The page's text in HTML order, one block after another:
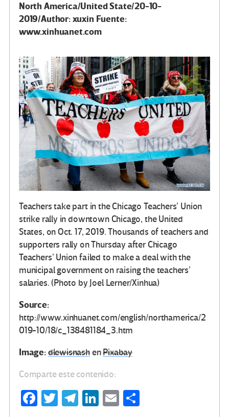
North America/United State/20-10-
2019/Author: xuxin Fuente:
www.xinhuanet.com
Teachers take part in the Chicago Teachers’ Union
strike rally in downtown Chicago, the United
States, on Oct. 17, 2019. Thousands of teachers and
supporters rally on Thursday after Chicago
Teachers’ Union failed to make a deal with the
municipal government on raising the teachers’
salaries. (Photo by Joel Lerner/Xinhua)
Source:
http://www.xinhuanet.com/english/northamerica/2
019-10/18/c_138481184_3.htm
Image:dlewisnashenPixabay
Comparte este contenido:
Fa T
Te Li
E